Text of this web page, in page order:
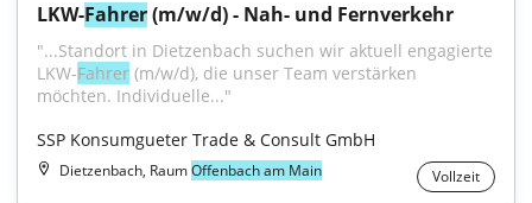
LKW-Fahrer (m/w/d) - Nah- und Fernverkehr
"...Standort in Dietzenbach suchen wir aktuell engagierte
LKW-Fahrer (m/w/d), die unser Team verstärken
möchten. Individuelle..."
SSP Konsumgueter Trade & Consult GmbH
Dietzenbach, RaumOffenbach am Main Vollzeit